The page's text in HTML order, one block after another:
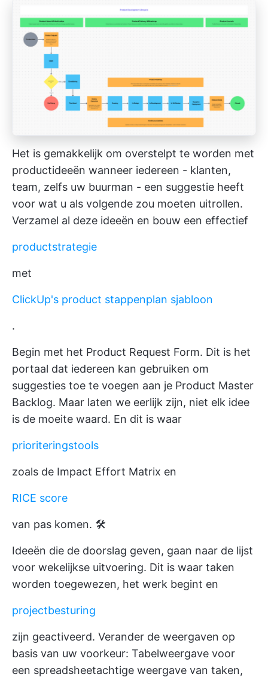
Het is gemakkelijk om overstelpt te worden met
productideeën wanneer iedereen - klanten,
team, zelfs uw buurman - een suggestie heeft
voor wat u als volgende zou moeten uitrollen.
Verzamel al deze ideeën en bouw een effectief
productstrategie
met
ClickUp's product stappenplan sjabloon
.
Begin met het Product Request Form. Dit is het
portaal dat iedereen kan gebruiken om
suggesties toe te voegen aan je Product Master
Backlog. Maar laten we eerlijk zijn, niet elk idee
is de moeite waard. En dit is waar
prioriteringstools
zoals de Impact Effort Matrix en
RICE score
van pas komen. 🛠️
Ideeën die de doorslag geven, gaan naar de lijst
voor wekelijkse uitvoering. Dit is waar taken
worden toegewezen, het werk begint en
projectbesturing
zijn geactiveerd. Verander de weergaven op
basis van uw voorkeur: Tabelweergave voor
een spreadsheetachtige weergave van taken,